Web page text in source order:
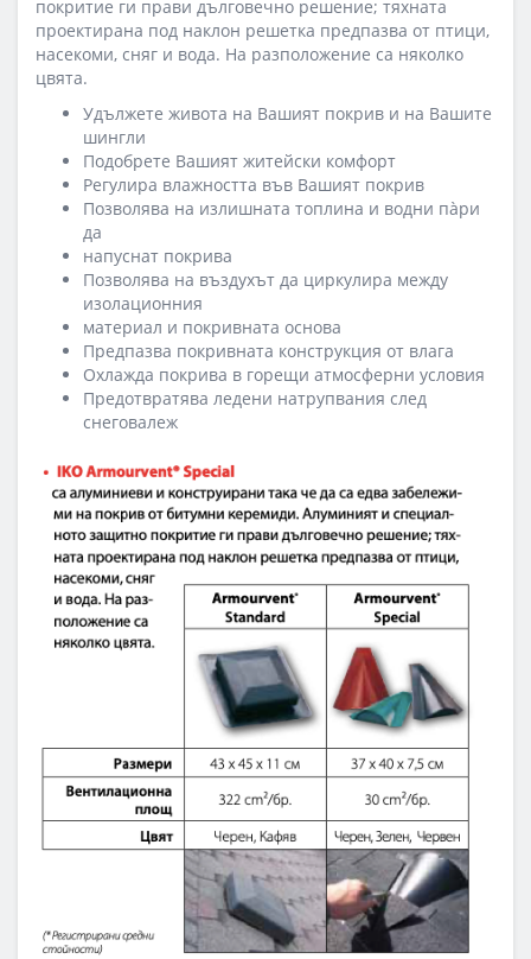
покритие ги прави дълговечно решение; тяхната
проектирана под наклон решетка предпазва от птици,
насекоми, сняг и вода. На разположение са няколко
цвята.
Удължете живота на Вашият покрив и на Вашите
шингли
Подобрете Вашият житейски комфорт
Регулира влажността във Вашият покрив
Позволява на излишната топлина и водни пàри
да
напуснат покрива
Позволява на въздухът да циркулира между
изолационния
материал и покривната основа
Предпазва покривната конструкция от влага
Охлажда покрива в горещи атмосферни условия
Предотвратява ледени натрупвания след
снеговалеж